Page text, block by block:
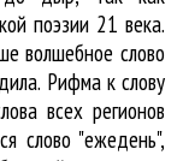
поэзии 21 века.
волшебное слово
Рифма к слову
всех регионов
слово "ежедень",